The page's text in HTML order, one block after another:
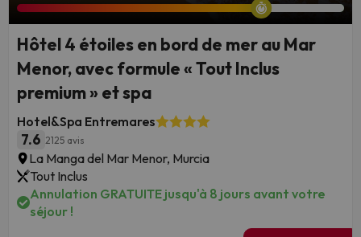
Hôtel 4 étoiles en bord de mer au Mar
Menor, avec formule « Tout Inclus
premium » et spa
Hotel&Spa Entremares
7.6 2125 avis
La Manga del Mar Menor, Murcia
Tout Inclus
Annulation GRATUITE jusqu'à 8 jours avant votre
séjour !